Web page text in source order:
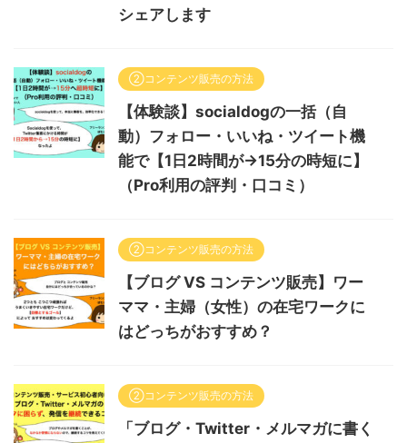
シェアします
②コンテンツ販売の方法
【体験談】socialdogの一括（自
動）フォロー・いいね・ツイート機
能で【1日2時間が→15分の時短に】
（Pro利用の評判・口コミ）
②コンテンツ販売の方法
【ブログ VS コンテンツ販売】ワー
ママ・主婦（女性）の在宅ワークに
はどっちがおすすめ？
②コンテンツ販売の方法
「ブログ・Twitter・メルマガに書く